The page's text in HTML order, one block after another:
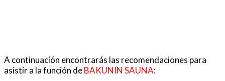
A continuación encontrarás las recomendaciones para
asistir a la función deBAKUNIN SAUNA: